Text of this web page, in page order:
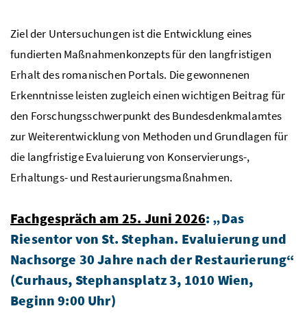
Ziel der Untersuchungen ist die Entwicklung eines
fundierten Maßnahmenkonzepts für den langfristigen
Erhalt des romanischen Portals. Die gewonnenen
Erkenntnisse leisten zugleich einen wichtigen Beitrag für
den Forschungsschwerpunkt des Bundesdenkmalamtes
zur Weiterentwicklung von Methoden und Grundlagen für
die langfristige Evaluierung von Konservierungs-,
Erhaltungs- und Restaurierungsmaßnahmen.
Fachgespräch am 25. Juni 2026: „Das
Riesentor von St. Stephan. Evaluierung und
Nachsorge 30 Jahre nach der Restaurierung“
(Curhaus, Stephansplatz 3, 1010 Wien,
Beginn 9:00 Uhr)